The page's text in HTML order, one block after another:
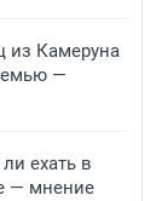
из Камеруна
—
ехать в
— мнение